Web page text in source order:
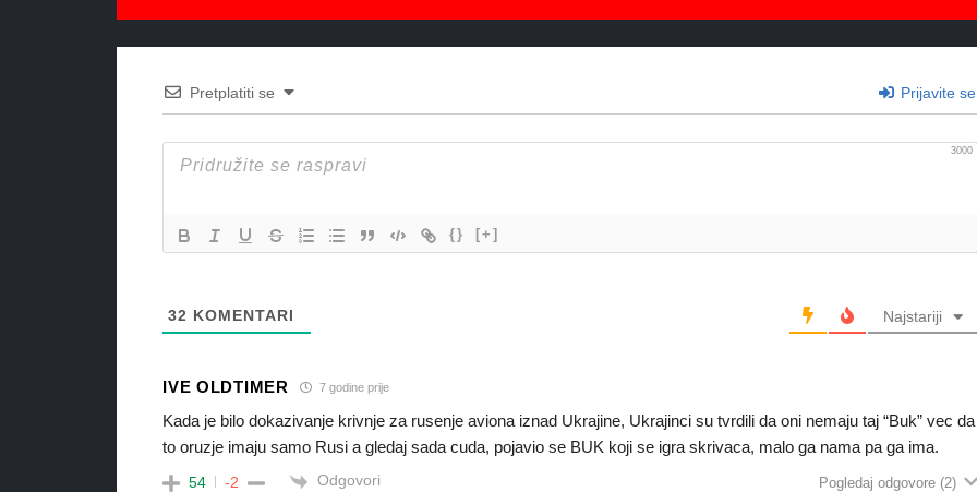
Pretplatiti se Prijavite se
3000
{} [+]
32 KOMENTARI Najstariji
IVE OLDTIMER 7 godine prije
Kada je bilo dokazivanje krivnje za rusenje aviona iznad Ukrajine, Ukrajinci su tvrdili da oni nemaju taj “Buk” vec da
to oruzje imaju samo Rusi a gledaj sada cuda, pojavio se BUK koji se igra skrivaca, malo ga nama pa ga ima.
54 -2 Odgovori Pogledaj odgovore (2)